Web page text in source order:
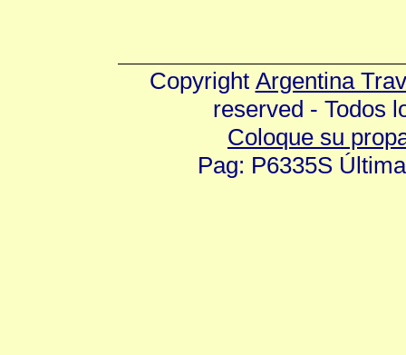
Copyright Argentina
reserved - Todos
Coloque su
Pag: P6335S